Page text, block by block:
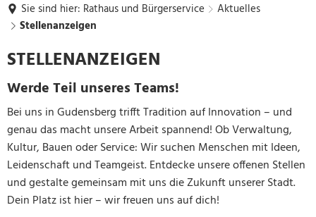
Sie sind hier: Rathaus und Bürgerservice
Aktuelles
Stellenanzeigen
Stellenanzeigen
STELLENANZEIGEN
Werde Teil unseres Teams!
Bei uns in Gudensberg trifft Tradition auf Innovation – und
genau das macht unsere Arbeit spannend! Ob Verwaltung,
Kultur, Bauen oder Service: Wir suchen Menschen mit Ideen,
Leidenschaft und Teamgeist. Entdecke unsere offenen Stellen
und gestalte gemeinsam mit uns die Zukunft unserer Stadt.
Dein Platz ist hier – wir freuen uns auf dich!